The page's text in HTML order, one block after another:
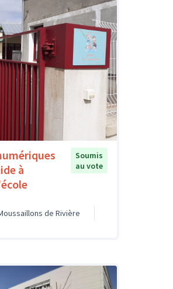
à
Soumis
au vote
de Rivière